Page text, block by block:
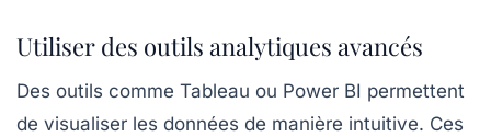
Utiliser des outils analytiques avancés
Des outils comme Tableau ou Power BI permettent
de visualiser les données de manière intuitive. Ces